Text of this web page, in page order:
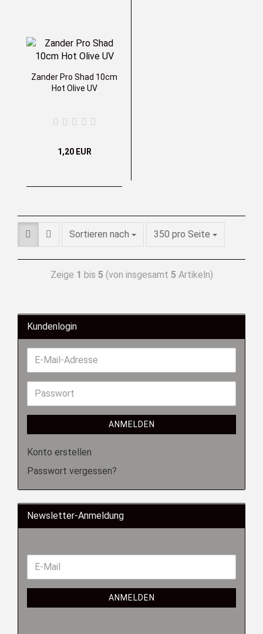
Zander Pro Shad 10cm
Hot Olive UV
1,20 EUR
Sortieren nach 350 pro Seite
Zeige 1 bis 5 (von insgesamt 5 Artikeln)
Kundenlogin
ANMELDEN
Konto erstellen
Passwort vergessen?
Newsletter-Anmeldung
ANMELDEN